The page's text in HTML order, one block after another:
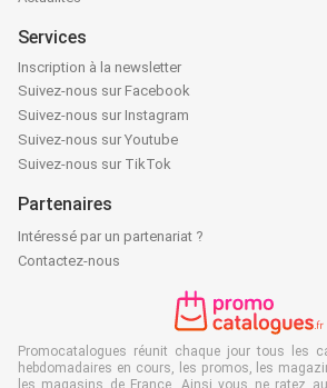
Services
Inscription à la newsletter
Suivez-nous sur Facebook
Suivez-nous sur Instagram
Suivez-nous sur Youtube
Suivez-nous sur TikTok
Partenaires
Intéressé par un partenariat ?
Contactez-nous
Promocatalogues réunit chaque jour tous les
hebdomadaires en cours, les promos, les
les magasins de France. Ainsi vous ne ratez